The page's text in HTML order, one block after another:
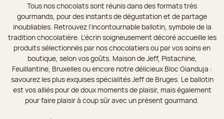
Tous nos chocolats sont réunis dans des formats très
gourmands, pour des instants de dégustation et de partage
inoubliables. Retrouvez l’incontournable ballotin, symbole de la
tradition chocolatière. L’écrin soigneusement décoré accueille les
produits sélectionnés par nos chocolatiers ou par vos soins en
boutique, selon vos goûts. Maison de Jeff, Pistachine,
Feuillantine, Bruxelles ou encore notre délicieux Bloc Gianduja :
savourez les plus exquises spécialités Jeff de Bruges. Le ballotin
est vos alliés pour de doux moments de plaisir, mais également
pour faire plaisir à coup sûr avec un présent gourmand.